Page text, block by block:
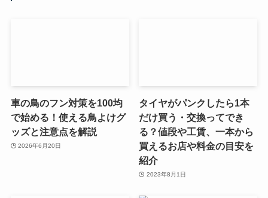
車の鳥のフン対策を100均
で始める！使える鳥よけグ
ッズと注意点を解説
2026年6月20日
タイヤがパンクしたら1本
だけ買う・交換ってでき
る？値段や工賃、一本から
買えるお店や料金の目安を
紹介
2023年8月1日